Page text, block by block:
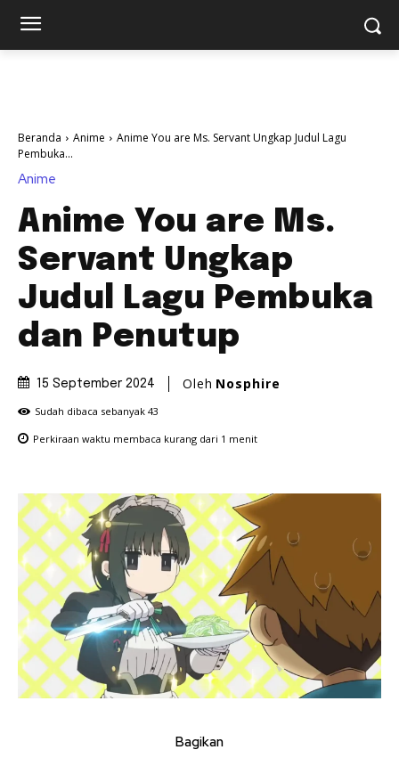
Beranda Anime
Anime You are Ms. Servant Ungkap Judul Lagu
Pembuka...
Anime
Anime You are Ms.
Servant Ungkap
Judul Lagu Pembuka
dan Penutup
15 September 2024 Oleh Nosphire
Sudah dibaca sebanyak 43
Perkiraan waktu membaca kurang dari 1 menit
Bagikan